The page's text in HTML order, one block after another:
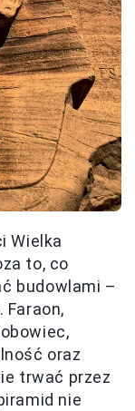
Wielka
to, co
budowlami –
. Faraon,
oraz
trwać przez
nie